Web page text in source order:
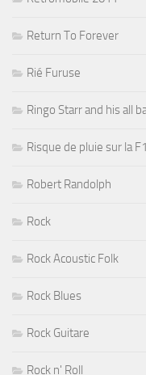
Return To Forever
Rié Furuse
Ringo Starr and his all
Risque de pluie sur la F1
Robert Randolph
Rock
Rock Acoustic Folk
Rock Blues
Rock Guitare
Rock n' Roll